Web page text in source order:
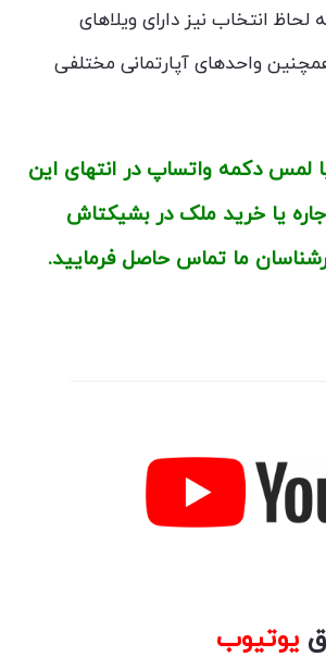
انتخاب نیز دارای ویلاهای
واحدهای آپارتمانی مختلفی
لمس دکمه واتساپ در انتهای این
یا خرید ملک در بشیکتاش
ما تماس حاصل فرمایید.
یوتیوب